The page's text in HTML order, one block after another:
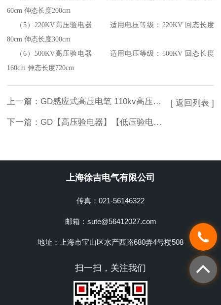
60cm 伸态长度200cm
（5）220KV高压验电器 适用电压等级：220KV 回态长度
80cm 伸态长度300cm
（6）500KV高压验电器 适用电压等级：500KV 回态长度
160cm 伸态长度720cm
上一篇： GD感应式高压电笔 110kv高压验电器
下一篇： GD【高压验电器】【低压验电器】380v-500kv验电器
[ 返回列表 ]
上海徐吉电气有限公司
传真：021-56146322
邮箱：sute@56412027.com
地址：上海市宝山区水产西路680弄4号楼508
扫一扫，关注我们